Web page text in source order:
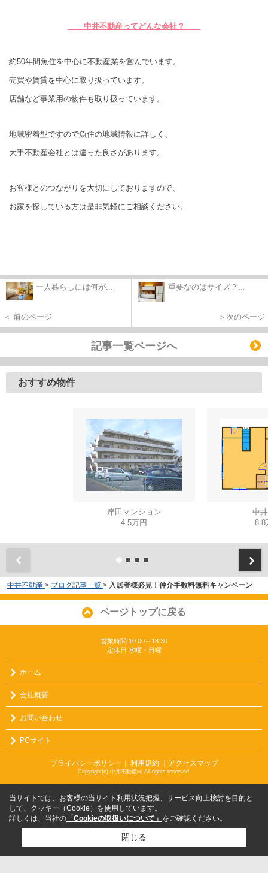
中井不動産ってどんな会社？
約50年間魚住を中心に不動産業を営んでいます。
売買や賃貸を中心に取り扱っています。
店舗など事業用の物件も取り扱っています。
地域密着型ですので魚住の地域情報に詳しく、
大手不動産会社とは違った良さがあります。
お客様とのつながりを大切にしておりますので、
お家を探している方は是非気軽にご相談ください。
一人暮らしには何が...
＜ 前のページ
重要なのはサイズ？...
＞次のページ
記事一覧ページへ
おすすめ物件
岸田マンション
4.5万円
中
8.8
中井不動産 > ブログ記事一覧 > 入居者様必見！仲介手数料無料キャンペーン
ページトップに戻る
営業時間:10:00～18:30
定休日:水曜・日曜
ホーム
会社概要
お問い合わせ
PCサイト
プライバシーポリシー ｜ 利用規約 ｜アクセスマップ
Copyright(c) 中井不動産㈱ All rights reserved.
当サイトでは、お客様の当サイト利用状況把握、サービス向上検討を目的と
して、クッキー（Cookie）を使用しています。
詳しくは、当社の 「Cookieの取扱いについて」 をご確認ください。
閉じる